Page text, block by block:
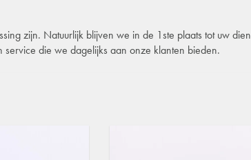
zijn. Natuurlijk blijven we in de 1ste plaats tot uw
die we dagelijks aan onze klanten bieden.